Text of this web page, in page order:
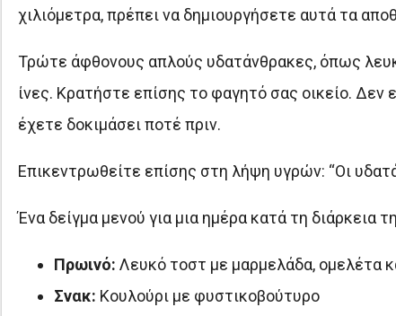
χιλιόμετρα, πρέπει να δημιουργήσετε αυτά τα
Τρώτε άφθονους απλούς υδατάνθρακες, όπως
ίνες. Κρατήστε επίσης το φαγητό σας οικείο. Δεν
έχετε δοκιμάσει ποτέ πριν.
Επικεντρωθείτε επίσης στη λήψη υγρών: “Οι
Ένα δείγμα μενού για μια ημέρα κατά τη
Πρωινό: Λευκό τοστ με μαρμελάδα, ομελέτα
Σνακ: Κουλούρι με φυστικοβούτυρο